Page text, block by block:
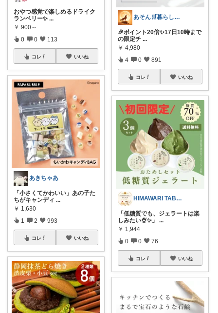
おやつ感覚で楽しめるドライク
ランベリー✨ ...
￥ 900～
0 0 113
コレ いいね
あきちゃあ
「小さくてかわいい」あの子た
ちがキャンディ ...
￥ 1,630
1 2 993
コレ いいね
あそん🛒暮らしに彩りを✨️
🎉ポイント20倍✨17日10時まで
の限定チ ...
￥ 4,980
4 0 891
コレ いいね
HIMAWARI TABLE🌼
「低糖質でも、ジェラートは楽
しみたい🍨✨」
...
￥ 1,944
0 0 76
コレ いいね